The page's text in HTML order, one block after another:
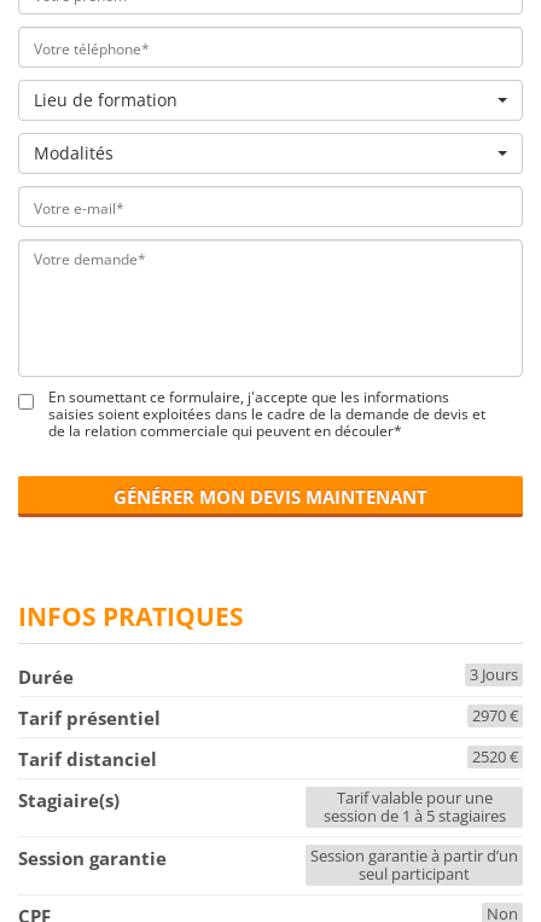
Lieu de formation
Modalités
En soumettant ce formulaire, j'accepte que les informations
saisies soient exploitées dans le cadre de la demande de devis et
de la relation commerciale qui peuvent en découler*
GÉNÉRER MON DEVIS MAINTENANT
INFOS PRATIQUES
Durée 3 Jours
Tarif présentiel 2970 €
Tarif distanciel 2520 €
Stagiaire(s)
Tarif valable pour une
session de 1 à 5 stagiaires
Session garantie
Session garantie à partir d’un
seul participant
CPF Non